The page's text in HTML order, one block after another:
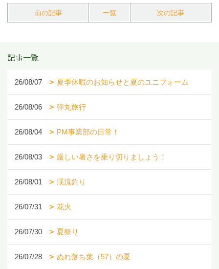
前の記事 一覧 次の記事
記事一覧
26/08/07 夏季休暇のお知らせと夏のユニフォーム
26/08/06 弾丸旅行
26/08/04 PM事業部の日常！
26/08/03 厳しい暑さを乗り切りましょう！
26/08/01 渓流釣り
26/07/31 花火
26/07/30 夏祭り
26/07/28 ぬれ落ち葉（57）の夏